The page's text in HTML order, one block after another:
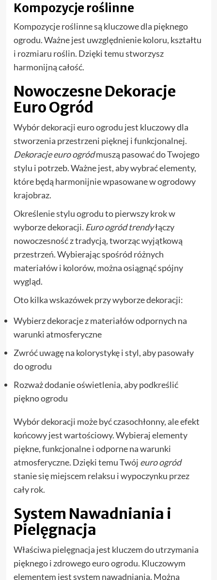
Kompozycje roślinne
Kompozycje roślinne są kluczowe dla pięknego
ogrodu. Ważne jest uwzględnienie koloru, kształtu
i rozmiaru roślin. Dzięki temu stworzysz
harmonijną całość.
Nowoczesne Dekoracje
Euro Ogród
Wybór dekoracji euro ogrodu jest kluczowy dla
stworzenia przestrzeni pięknej i funkcjonalnej.
Dekoracje euro ogródmuszą pasować do Twojego
stylu i potrzeb. Ważne jest, aby wybrać elementy,
które będą harmonijnie wpasowane w ogrodowy
krajobraz.
Określenie stylu ogrodu to pierwszy krok w
wyborze dekoracji. Euro ogród trendyłączy
nowoczesność z tradycją, tworząc wyjątkową
przestrzeń. Wybierając spośród różnych
materiałów i kolorów, można osiągnąć spójny
wygląd.
Oto kilka wskazówek przy wyborze dekoracji:
Wybierz dekoracje z materiałów odpornych na
warunki atmosferyczne
Zwróć uwagę na kolorystykę i styl, aby pasowały
do ogrodu
Rozważ dodanie oświetlenia, aby podkreślić
piękno ogrodu
Wybór dekoracji może być czasochłonny, ale efekt
końcowy jest wartościowy. Wybieraj elementy
piękne, funkcjonalne i odporne na warunki
atmosferyczne. Dzięki temu Twój euro ogród
stanie się miejscem relaksu i wypoczynku przez
cały rok.
System Nawadniania i
Pielęgnacja
Właściwa pielęgnacja jest kluczem do utrzymania
pięknego i zdrowego euro ogrodu. Kluczowym
elementem jest system nawadniania. Można